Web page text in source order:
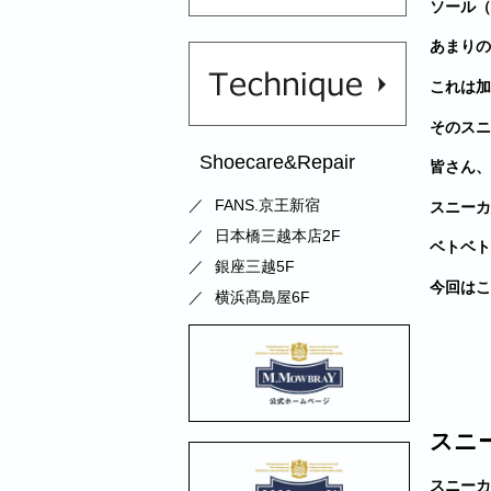
ソール
あまり
これは
そのス
皆さん
スニー
ベトベ
今回は
スニ
スニー
Shoecare&Repair
FANS.京王新宿
日本橋三越本店2F
銀座三越5F
横浜髙島屋6F